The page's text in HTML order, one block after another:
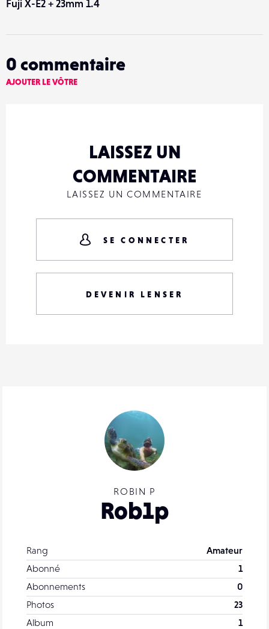
ROBIN P
Rob1p
Rang
Amateur
Abonné
1
Abonnements
0
Photos
23
Album
1
Fuji X-E2 + 23mm 1.4
0 commentaire
AJOUTER LE VÔTRE
LAISSEZ UN
COMMENTAIRE
LAISSEZ UN COMMENTAIRE
SE CONNECTER
DEVENIR LENSER